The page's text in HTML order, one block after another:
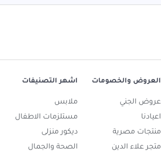
العروض والخصومات
عروض الجني
اعيادنا
منتجات مصرية
متجر علاء الدين
اشهر التصنيفات
ملابس
مستلزمات الاطفال
ديكور منزلى
الصحة والجمال